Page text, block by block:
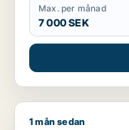
Max. per månad
7 000 SEK
Saber söker klinik
1 mån sedan